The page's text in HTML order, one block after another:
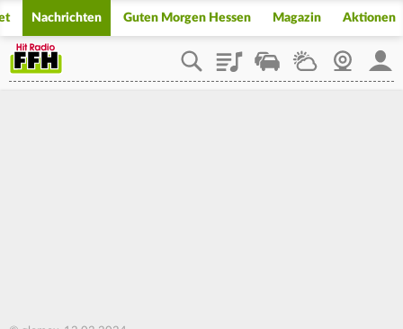
Nachrichten Guten Morgen Hessen Magazin Aktionen
PlaylistStaupilotWetterWebcam